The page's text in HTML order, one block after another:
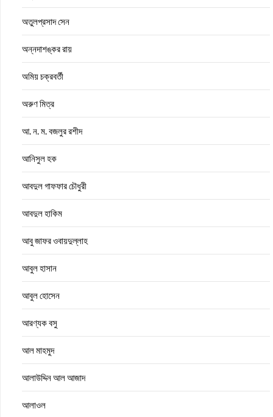
অতুলপ্রসাদ সেন
অন্নদাশঙ্কর রায়
অমিয় চক্রবর্তী
অরুণ মিত্র
আ. ন. ম. বজলুর রশীদ
আনিসুল হক
আবদুল গাফফার চৌধুরী
আবদুল হাকিম
আবু জাফর ওবায়দুল্লাহ
আবুল হাসান
আবুল হোসেন
আরণ্যক বসু
আল মাহমুদ
আলাউদ্দিন আল আজাদ
আলাওল